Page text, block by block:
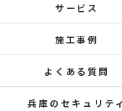
サービス
施工事例
よくある質問
兵庫のセキュリティ